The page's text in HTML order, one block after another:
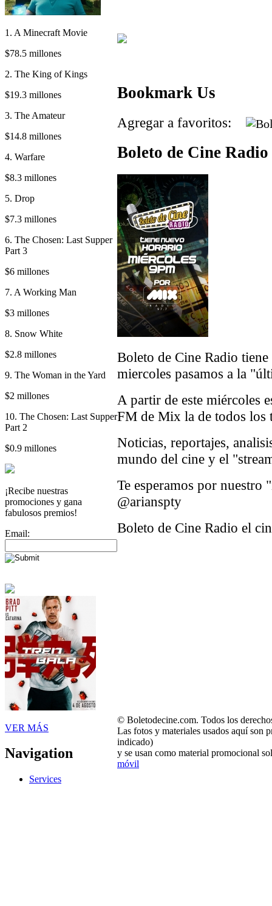
1. A Minecraft Movie
$78.5 millones
2. The King of Kings
$19.3 millones
3. The Amateur
$14.8 millones
4. Warfare
$8.3 millones
5. Drop
$7.3 millones
6. The Chosen: Last Supper
Part 3
$6 millones
7. A Working Man
$3 millones
8. Snow White
$2.8 millones
9. The Woman in the Yard
$2 millones
10. The Chosen: Last Supper
Part 2
$0.9 millones
¡Recibe nuestras
promociones y gana
fabulosos premios!
Email:
VER MÁS
Navigation
Services
Bookmark Us
Agregar a favoritos:
Boleto de Cine
Boleto de Cine Radio
miercoles pasamos a la
A partir de este miércoles
FM de Mix la de todos los
Noticias, reportajes,
mundo del cine y el
Te esperamos por nuestro
@arianspty
Boleto de Cine Radio el
© Boletodecine.com. Todos los
Las fotos y materiales usados aquí son
indicado)
y se usan como material promocional
móvil